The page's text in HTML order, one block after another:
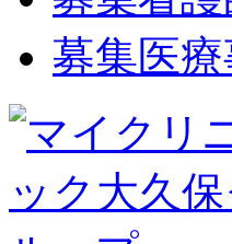
募集医